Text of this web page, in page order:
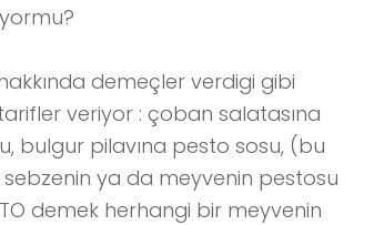
demeçler verdigi gibi
veriyor : çoban salatasına
bulgur pilavına pesto sosu, (bu
ya da meyvenin pestosu
demek herhangi bir meyvenin